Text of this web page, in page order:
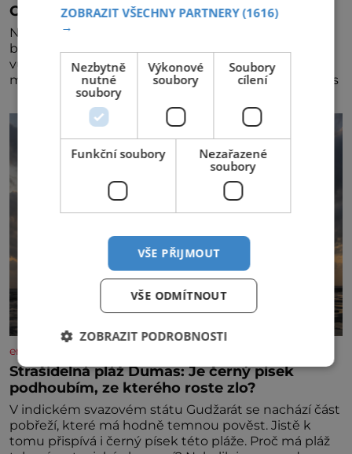
Osamělá herečka Syslová všechno vzdala?
Nedávno se povídalo, že má Dana Syslová (80)
blízkého přítele, který je jí oporou. Ale je to ještě
vůbec pravda? V posledních dnech čím dál častěji
mluví o svém odchodu. Dohnala ji snad samota? Půs
enigmaplus.cz
Strašidelná pláž Dumas: Je černý písek
podhoubím, ze kterého roste zlo?
V indickém svazovém státu Gudžarát se nachází část
pobřeží, které má hodně temnou pověst. Jistě k
tomu přispívá i černý písek této pláže. Proč má pláž
ZOBRAZIT VŠECHNY PARTNERY(1616)
→
Nezbytně
nutné
soubory
Výkonové
soubory
Soubory
cílení
Funkční soubory
Nezařazené
soubory
VŠE PŘIJMOUT
VŠE ODMÍTNOUT
ZOBRAZIT PODROBNOSTI